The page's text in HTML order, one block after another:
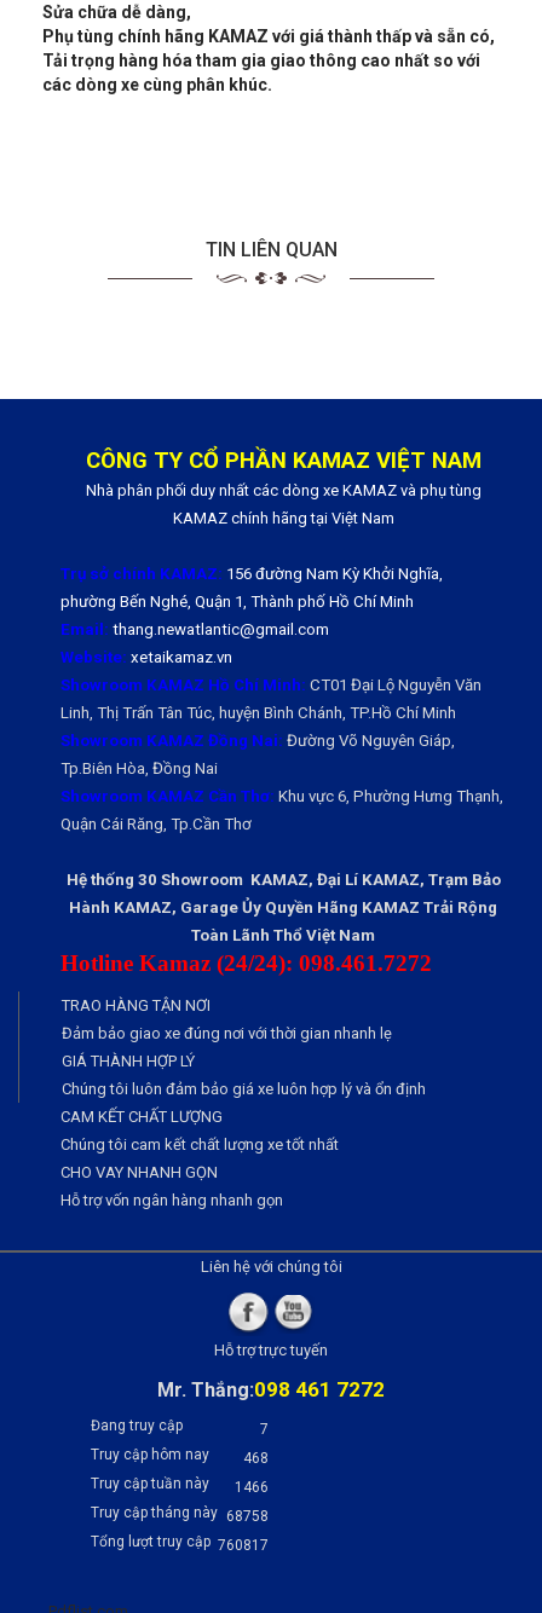
Sửa chữa dễ dàng,
Phụ tùng chính hãng KAMAZ với giá thành thấp và sẵn có,
Tải trọng hàng hóa tham gia giao thông cao nhất so với
các dòng xe cùng phân khúc.
TIN LIÊN QUAN
CÔNG TY CỔ PHẦN KAMAZ VIỆT NAM
Nhà phân phối duy nhất các dòng xe KAMAZ và phụ tùng
KAMAZ chính hãng tại Việt Nam
Trụ sở chính KAMAZ: 156 đường Nam Kỳ Khởi Nghĩa,
phường Bến Nghé, Quận 1, Thành phố Hồ Chí Minh
Email: thang.newatlantic@gmail.com
Website: xetaikamaz.vn
Showroom KAMAZ Hồ Chí Minh: CT01 Đại Lộ Nguyễn Văn
Linh, Thị Trấn Tân Túc, huyện Bình Chánh, TP.Hồ Chí Minh
Showroom KAMAZ Đồng Nai: Đường Võ Nguyên Giáp,
Tp.Biên Hòa, Đồng Nai
Showroom KAMAZ Cần Thơ: Khu vực 6, Phường Hưng Thạnh,
Quận Cái Răng, Tp.Cần Thơ
Hệ thống 30 Showroom KAMAZ, Đại Lí KAMAZ, Trạm Bảo
Hành KAMAZ, Garage Ủy Quyền Hãng KAMAZ Trải Rộng
Toàn Lãnh Thổ Việt Nam
Hotline Kamaz (24/24): 098.461.7272
TRAO HÀNG TẬN NƠI
Đảm bảo giao xe đúng nơi với thời gian nhanh lẹ
GIÁ THÀNH HỢP LÝ
Chúng tôi luôn đảm bảo giá xe luôn hợp lý và ổn định
CAM KẾT CHẤT LƯỢNG
Chúng tôi cam kết chất lượng xe tốt nhất
CHO VAY NHANH GỌN
Hỗ trợ vốn ngân hàng nhanh gọn
Liên hệ với chúng tôi
Hỗ trợ trực tuyến
Mr. Thắng:098 461 7272
Đang truy cập
7
Truy cập hôm nay
468
Truy cập tuần này
1466
Truy cập tháng này 68758
Tổng lượt truy cập 760817